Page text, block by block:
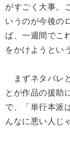
がすごく大事。
いうのが今後の
ば、一週間でこ
をかけようとい
まずネタバレ
とが作品の援助
で、「単行本派
んなに悪い人じ